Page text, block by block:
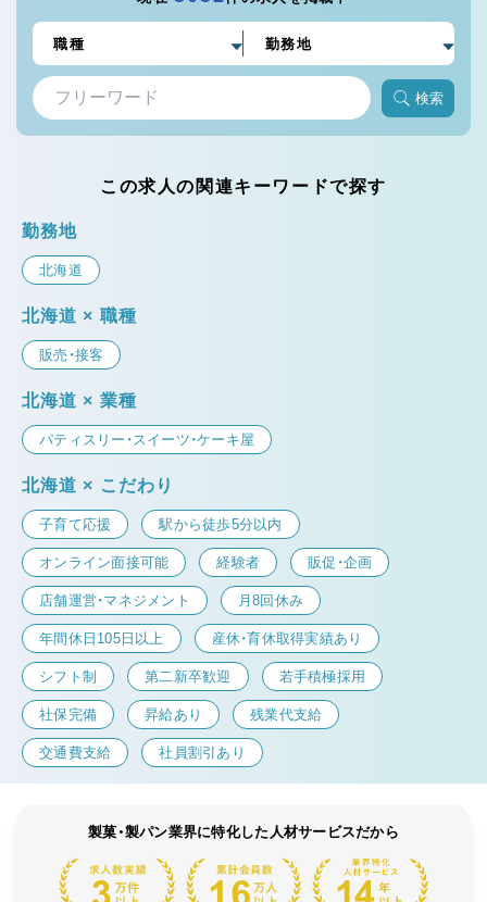
検索
この求人の関連キーワードで探す
勤務地
北海道
北海道 × 職種
販売・接客
北海道 × 業種
パティスリー・スイーツ・ケーキ屋
北海道 × こだわり
子育て応援 駅から徒歩5分以内
オンライン面接可能 経験者 販促・企画
店舗運営・マネジメント 月8回休み
年間休日105日以上 産休・育休取得実績あり
シフト制 第二新卒歓迎 若手積極採用
社保完備 昇給あり 残業代支給
交通費支給 社員割引あり
製菓・製パン業界に特化した人材サービスだから